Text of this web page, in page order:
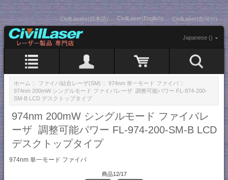
CivilLasers(日本語) CivilLaser(English) CivilLaser(한국어)
Japanese ()
ホーム :: ファイバ結合レーザ(SM) :: 974nm 単一モード ファイバ ::
974nm 200mW シングルモード ファイバレーザ 調整可能パワー FL-974-200-
SM-B LCD デスクトップタイプ
974nm 200mW シングルモード ファイバレ
ーザ 調整可能パワー FL-974-200-SM-B LCD
デスクトップタイプ
974nm 単一モード ファイバ
商品12/17